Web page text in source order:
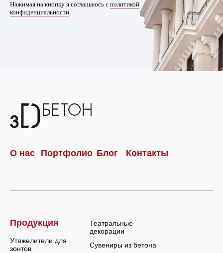
Нажимая на кнопку я соглашаюсь с политикой
конфиденциальности
Контакты
Блог
Портфолио
О нас
Сувениры из бетона
Театральные
декорации
Утяжелители для
зонтов
Продукция